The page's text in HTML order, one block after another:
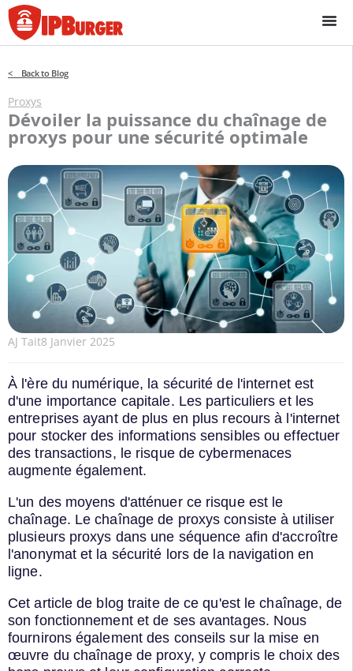
Passer
au
contenu
< Back to Blog
Proxys
Dévoiler la puissance du chaînage de
proxys pour une sécurité optimale
AJ Tait8 Janvier 2025
À l'ère du numérique, la sécurité de l'internet est
d'une importance capitale. Les particuliers et les
entreprises ayant de plus en plus recours à l'internet
pour stocker des informations sensibles ou effectuer
des transactions, le risque de cybermenaces
augmente également.
L'un des moyens d'atténuer ce risque est le
chaînage. Le chaînage de proxys consiste à utiliser
plusieurs proxys dans une séquence afin d'accroître
l'anonymat et la sécurité lors de la navigation en
ligne.
Cet article de blog traite de ce qu'est le chaînage, de
son fonctionnement et de ses avantages. Nous
fournirons également des conseils sur la mise en
œuvre du chaînage de proxy, y compris le choix des